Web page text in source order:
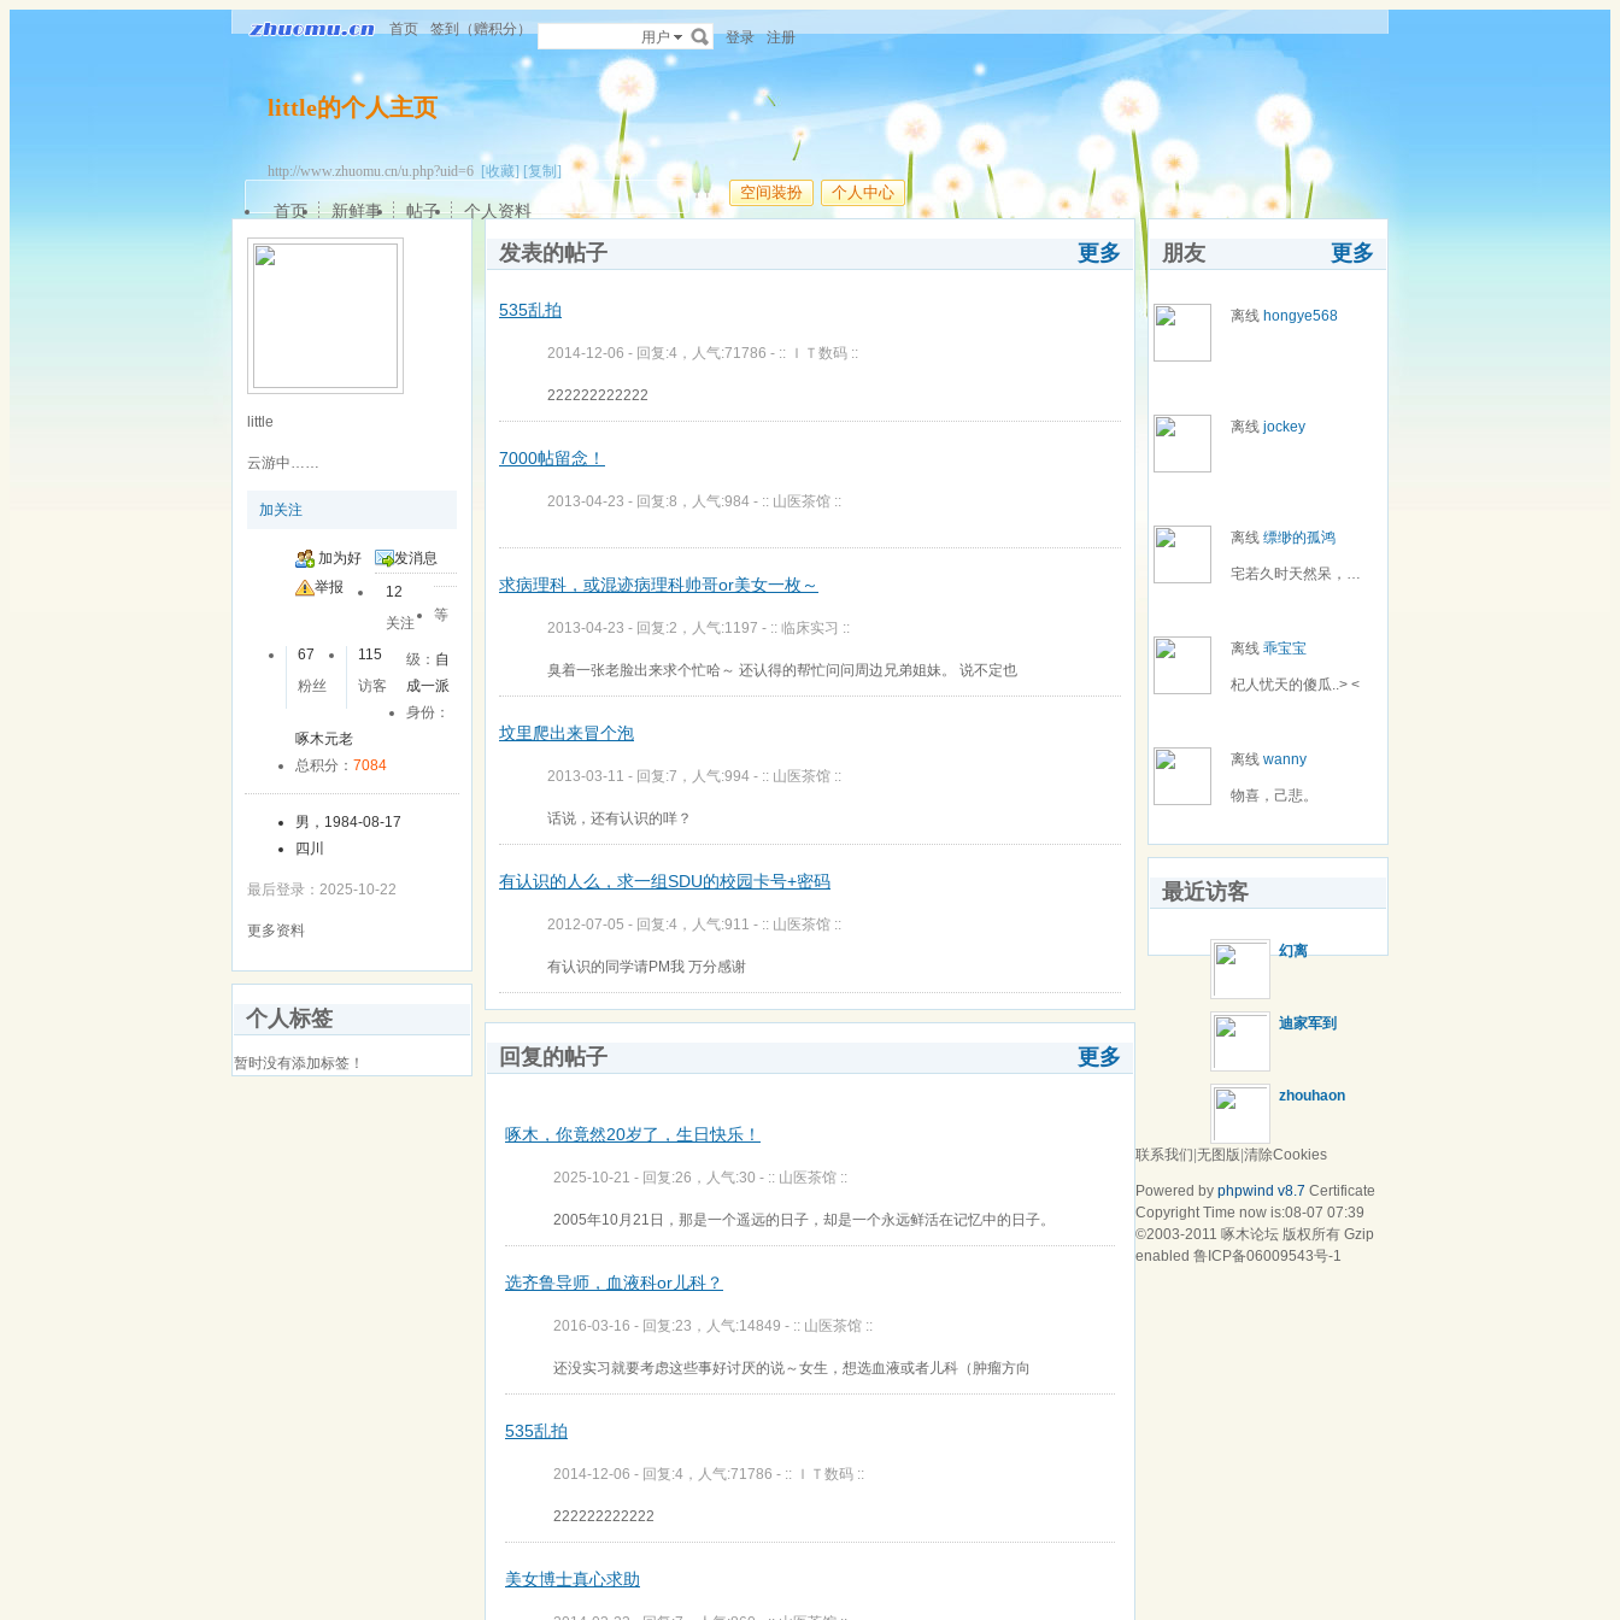
首页 签到（赠积分） 用户 登录 注册
little的个人主页
http://www.zhuomu.cn/u.php?uid=6 [收藏] [复制]
空间装扮 个人中心
首页 新鲜事 帖子 个人资料
little
云游中……
加关注
加为好
友
发消息
举报
12
关注
67
粉丝
115
访客
等
级： 自
成一派
身份：
啄木元老
总积分： 7084
男，1984-08-17
四川
最后登录：2025-10-22
更多资料
个人标签
暂时没有添加标签！
更多
发表的帖子
535乱拍
2014-12-06 - 回复:4，人气:71786 - :: ＩＴ数码 ::
222222222222
7000帖留念！
2013-04-23 - 回复:8，人气:984 - :: 山医茶馆 ::
求病理科，或混迹病理科帅哥or美女一枚～
2013-04-23 - 回复:2，人气:1197 - :: 临床实习 ::
臭着一张老脸出来求个忙哈～ 还认得的帮忙问问周边兄弟姐妹。 说不定也
坟里爬出来冒个泡
2013-03-11 - 回复:7，人气:994 - :: 山医茶馆 ::
话说，还有认识的咩？
有认识的人么，求一组SDU的校园卡号+密码
2012-07-05 - 回复:4，人气:911 - :: 山医茶馆 ::
有认识的同学请PM我 万分感谢
更多
回复的帖子
啄木，你竟然20岁了，生日快乐！
2025-10-21 - 回复:26，人气:30 - :: 山医茶馆 ::
2005年10月21日，那是一个遥远的日子，却是一个永远鲜活在记忆中的日子。
选齐鲁导师，血液科or儿科？
2016-03-16 - 回复:23，人气:14849 - :: 山医茶馆 ::
还没实习就要考虑这些事好讨厌的说～女生，想选血液或者儿科（肿瘤方向
535乱拍
2014-12-06 - 回复:4，人气:71786 - :: ＩＴ数码 ::
222222222222
美女博士真心求助
更多
朋友
离线 hongye568
离线 jockey
离线 缥缈的孤鸿
宅若久时天然呆，呆到深处自然萌。
离线 乖宝宝
杞人忧天的傻瓜..> <
离线 wanny
物喜，己悲。
最近访客
幻离
迪家军到
zhouhaon
联系我们|无图版|清除Cookies
Powered by phpwind v8.7 Certificate
Copyright Time now is:08-07 07:39
©2003-2011 啄木论坛 版权所有 Gzip
enabled 鲁ICP备06009543号-1